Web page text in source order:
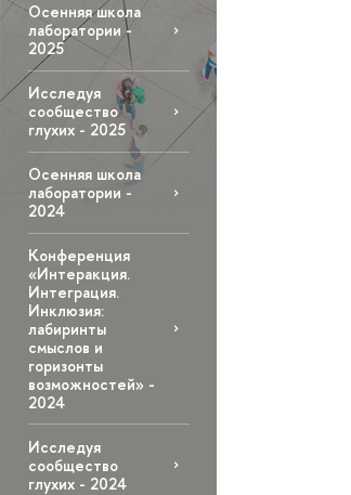
Осенняя школа
лаборатории -
2025
Исследуя
сообщество
глухих - 2025
Осенняя школа
лаборатории -
2024
Конференция
«Интеракция.
Интеграция.
Инклюзия:
лабиринты
смыслов и
горизонты
возможностей» -
2024
Исследуя
сообщество
глухих - 2024